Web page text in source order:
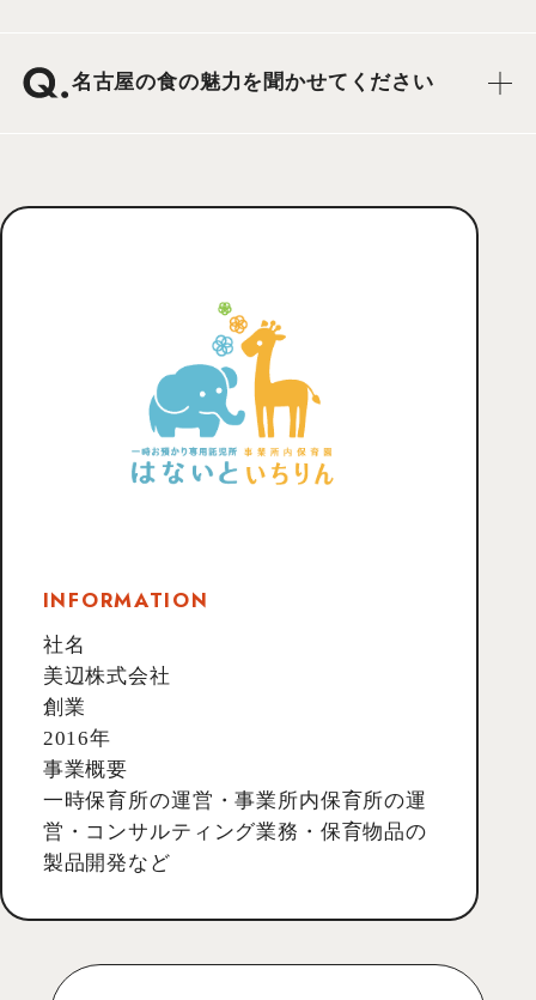
名古屋の食の魅力を聞かせてください
INFORMATION
社名
美辺株式会社
創業
2016年
事業概要
一時保育所の運営・事業所内保育所の運
営・コンサルティング業務・保育物品の
製品開発など